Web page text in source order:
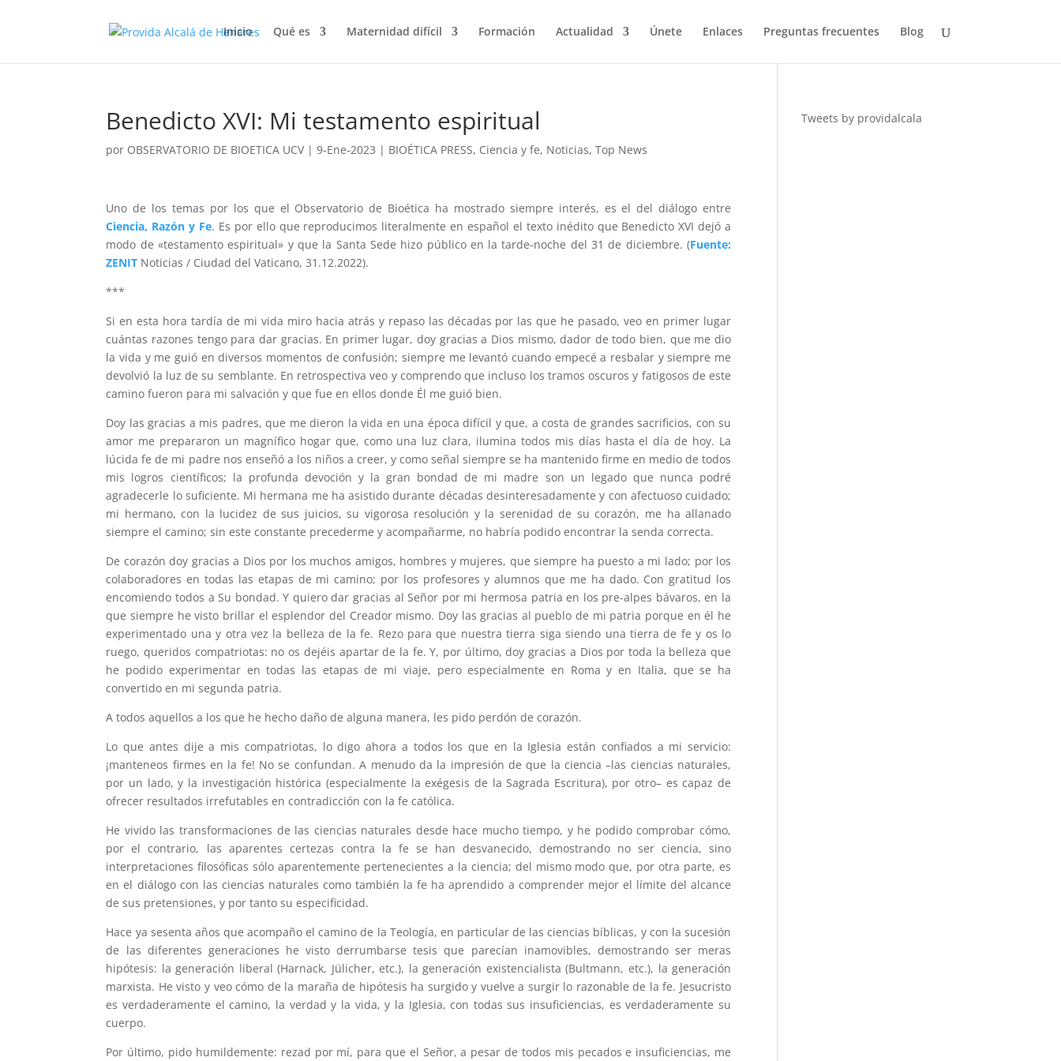
Inicio Qué es Maternidad difícil Formación Actualidad Únete Enlaces Preguntas frecuentes Blog
Benedicto XVI: Mi testamento espiritual
por OBSERVATORIO DE BIOETICA UCV|9-Ene-2023 | BIOÉTICA PRESS, Ciencia y fe, Noticias,Top News
Uno de los temas por los que el Observatorio de Bioética ha mostrado siempre interés, es el del diálogo entre
Ciencia, Razón y Fe. Es por ello que reproducimos literalmente en español el texto inédito que Benedicto XVI dejó a
modo de «testamento espiritual» y que la Santa Sede hizo público en la tarde-noche del 31 de diciembre. (Fuente:
ZENIT Noticias / Ciudad del Vaticano, 31.12.2022).
***
Si en esta hora tardía de mi vida miro hacia atrás y repaso las décadas por las que he pasado, veo en primer lugar
cuántas razones tengo para dar gracias. En primer lugar, doy gracias a Dios mismo, dador de todo bien, que me dio
la vida y me guió en diversos momentos de confusión; siempre me levantó cuando empecé a resbalar y siempre me
devolvió la luz de su semblante. En retrospectiva veo y comprendo que incluso los tramos oscuros y fatigosos de este
camino fueron para mi salvación y que fue en ellos donde Él me guió bien.
Doy las gracias a mis padres, que me dieron la vida en una época difícil y que, a costa de grandes sacrificios, con su
amor me prepararon un magnífico hogar que, como una luz clara, ilumina todos mis días hasta el día de hoy. La
lúcida fe de mi padre nos enseñó a los niños a creer, y como señal siempre se ha mantenido firme en medio de todos
mis logros científicos; la profunda devoción y la gran bondad de mi madre son un legado que nunca podré
agradecerle lo suficiente. Mi hermana me ha asistido durante décadas desinteresadamente y con afectuoso cuidado;
mi hermano, con la lucidez de sus juicios, su vigorosa resolución y la serenidad de su corazón, me ha allanado
siempre el camino; sin este constante precederme y acompañarme, no habría podido encontrar la senda correcta.
De corazón doy gracias a Dios por los muchos amigos, hombres y mujeres, que siempre ha puesto a mi lado; por los
colaboradores en todas las etapas de mi camino; por los profesores y alumnos que me ha dado. Con gratitud los
encomiendo todos a Su bondad. Y quiero dar gracias al Señor por mi hermosa patria en los pre-alpes bávaros, en la
que siempre he visto brillar el esplendor del Creador mismo. Doy las gracias al pueblo de mi patria porque en él he
experimentado una y otra vez la belleza de la fe. Rezo para que nuestra tierra siga siendo una tierra de fe y os lo
ruego, queridos compatriotas: no os dejéis apartar de la fe. Y, por último, doy gracias a Dios por toda la belleza que
he podido experimentar en todas las etapas de mi viaje, pero especialmente en Roma y en Italia, que se ha
convertido en mi segunda patria.
A todos aquellos a los que he hecho daño de alguna manera, les pido perdón de corazón.
Lo que antes dije a mis compatriotas, lo digo ahora a todos los que en la Iglesia están confiados a mi servicio:
¡manteneos firmes en la fe! No se confundan. A menudo da la impresión de que la ciencia –las ciencias naturales,
por un lado, y la investigación histórica (especialmente la exégesis de la Sagrada Escritura), por otro– es capaz de
ofrecer resultados irrefutables en contradicción con la fe católica.
He vivido las transformaciones de las ciencias naturales desde hace mucho tiempo, y he podido comprobar cómo,
por el contrario, las aparentes certezas contra la fe se han desvanecido, demostrando no ser ciencia, sino
interpretaciones filosóficas sólo aparentemente pertenecientes a la ciencia; del mismo modo que, por otra parte, es
en el diálogo con las ciencias naturales como también la fe ha aprendido a comprender mejor el límite del alcance
de sus pretensiones, y por tanto su especificidad.
Hace ya sesenta años que acompaño el camino de la Teología, en particular de las ciencias bíblicas, y con la sucesión
de las diferentes generaciones he visto derrumbarse tesis que parecían inamovibles, demostrando ser meras
hipótesis: la generación liberal (Harnack, Jülicher, etc.), la generación existencialista (Bultmann, etc.), la generación
marxista. He visto y veo cómo de la maraña de hipótesis ha surgido y vuelve a surgir lo razonable de la fe. Jesucristo
es verdaderamente el camino, la verdad y la vida, y la Iglesia, con todas sus insuficiencias, es verdaderamente su
cuerpo.
Por último, pido humildemente: rezad por mí, para que el Señor, a pesar de todos mis pecados e insuficiencias, me
Tweets by providalcala